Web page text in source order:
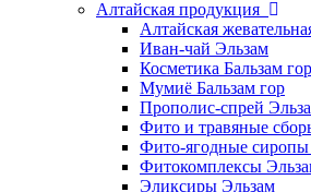
Алтайская продукция
Алтайская
Иван-чай Эльзам
Косметика Бальзам гор
Мумиё Бальзам гор
Прополис-спрей
Фито и травяные
Фито-ягодные сиропы
Фитокомплексы
Эликсиры Эльзам